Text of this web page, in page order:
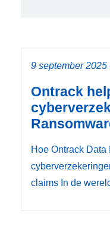
9 september
Ontrack
Hoe Ontrack
claims In de